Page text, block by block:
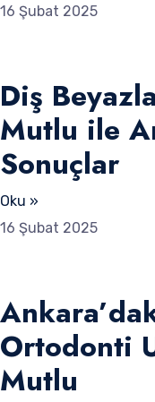
16 Şubat 2025
Diş
Mutlu ile
Sonuçlar
Oku »
16 Şubat 2025
Ortodonti
Mutlu